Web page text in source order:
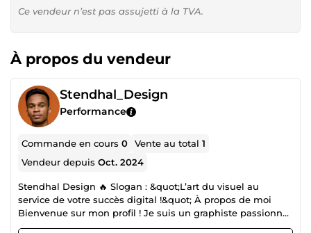
Ce vendeur n’est pas assujetti à la TVA.
À propos du vendeur
Stendhal_Design
Performance
Commande en cours0 Vente au total1
Vendeur depuisOct. 2024
Stendhal Design 🔥 Slogan : &quot;L’art du visuel au
service de votre succès digital !&quot; À propos de moi
Bienvenue sur mon profil ! Je suis un graphiste passionné
et créateur de produits digitaux, spécialisé dans la